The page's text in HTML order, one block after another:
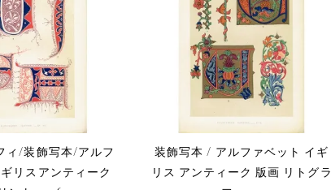
ィ/装飾写本/アルフ
リスアンティーク
装飾写本 / アルファベット イギ
リス アンティーク 版画 リトグラ